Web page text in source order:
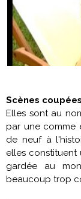
Scènes
Elles sont au
par une comme
de neuf à
elles
gardée au
beaucoup trop